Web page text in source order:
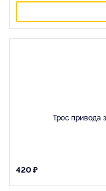
Трос привода
420 ₽